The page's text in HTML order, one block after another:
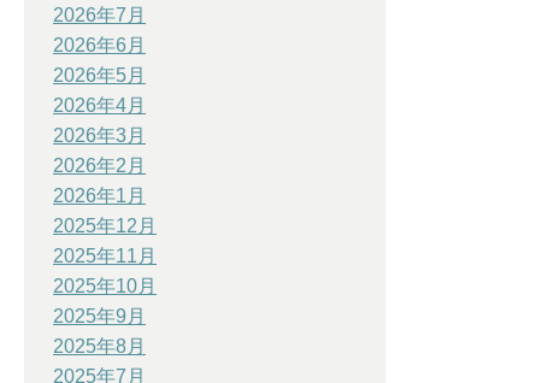
2026年7月
2026年6月
2026年5月
2026年4月
2026年3月
2026年2月
2026年1月
2025年12月
2025年11月
2025年10月
2025年9月
2025年8月
2025年7月